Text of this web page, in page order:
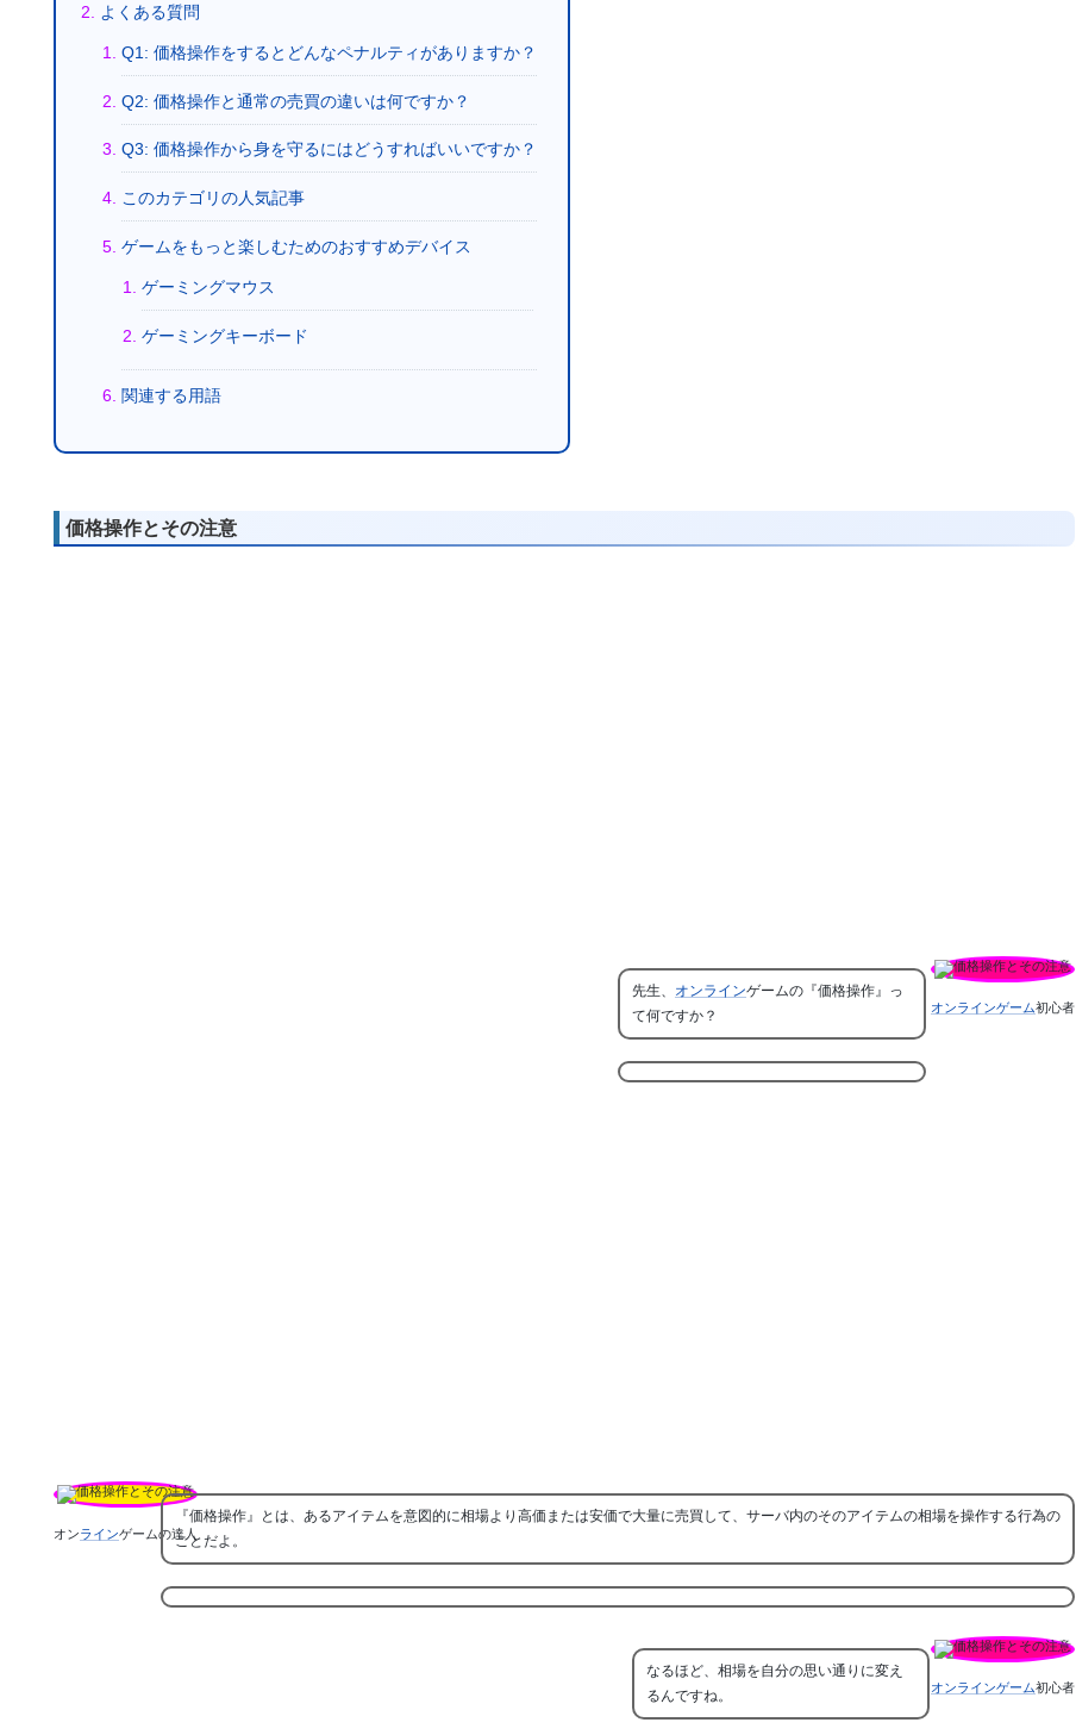
よくある質問
Q1: 価格操作をするとどんなペナルティがありますか？
Q2: 価格操作と通常の売買の違いは何ですか？
Q3: 価格操作から身を守るにはどうすればいいですか？
このカテゴリの人気記事
ゲームをもっと楽しむためのおすすめデバイス
ゲーミングマウス
ゲーミングキーボード
関連する用語
価格操作とその注意
オンラインゲーム初心者
先生、 オンラインゲームの『価格操作』っ
て何ですか？
オンラインゲームの達人
『価格操作』とは、あるアイテムを意図的に相場より高価または安価で大量に売買して、サーバ内のそのアイテムの相場を操作する行為の
ことだよ。
オンラインゲーム初心者
なるほど、相場を自分の思い通りに変え
るんですね。